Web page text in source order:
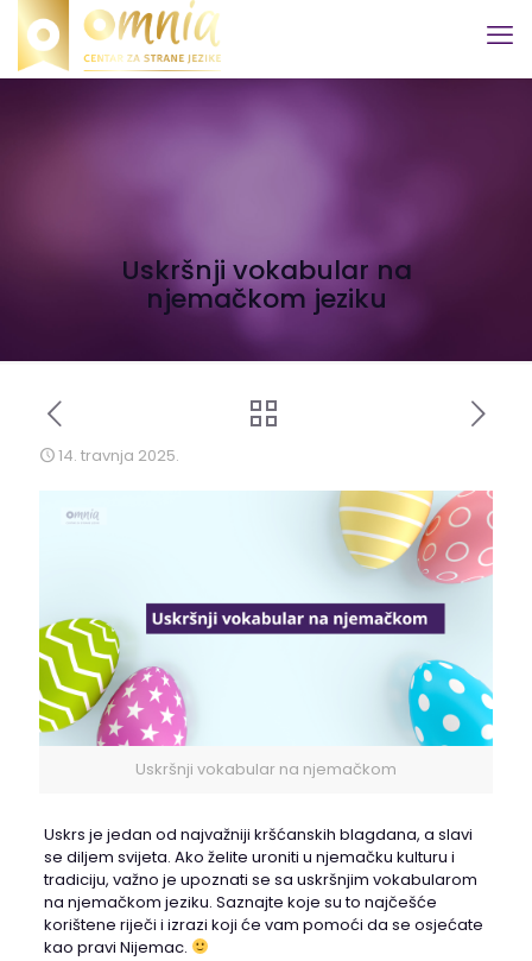
Uskršnji vokabular na
njemačkom jeziku
14. travnja 2025.
Uskršnji vokabular na njemačkom
Uskrs je jedan od najvažniji kršćanskih blagdana, a slavi
se diljem svijeta. Ako želite uroniti u njemačku kulturu i
tradiciju, važno je upoznati se sa uskršnjim vokabularom
na njemačkom jeziku. Saznajte koje su to najčešće
korištene riječi i izrazi koji će vam pomoći da se osjećate
kao pravi Nijemac.